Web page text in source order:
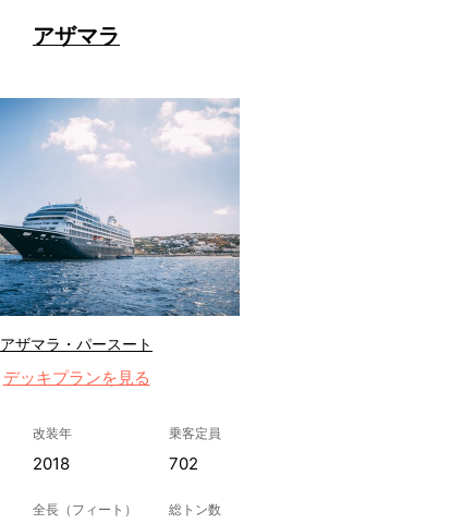
アザマラ
アザマラ・パースート
デッキプランを見る
改装年
2018
乗客定員
702
全長（フィート） 総トン数